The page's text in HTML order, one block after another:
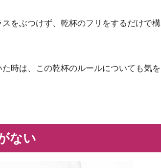
をぶつけず、乾杯のフリをするだけで構
時は、この乾杯のルールについても気を
ない